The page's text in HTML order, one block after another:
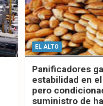
EL ALTO
Panificadores
estabilidad en
pero
suministro de